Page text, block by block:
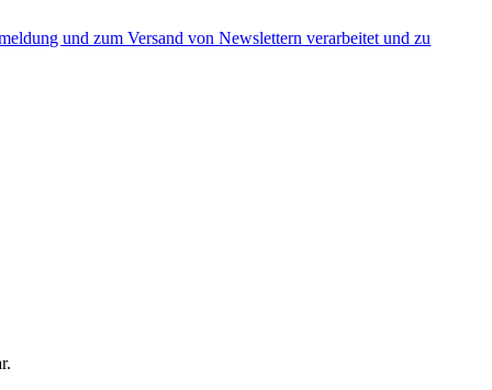
und zum Versand von Newslettern verarbeitet und zu